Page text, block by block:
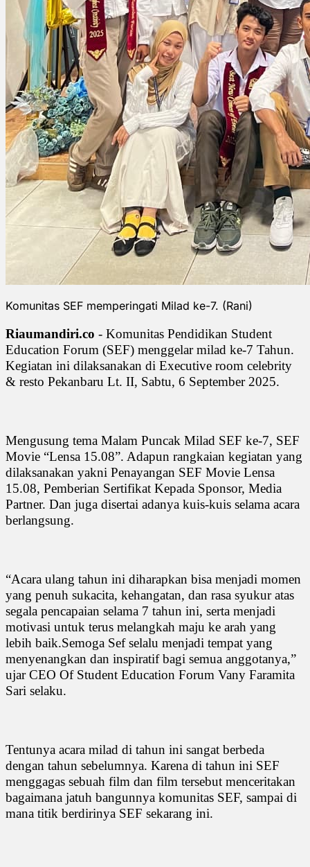
Komunitas SEF memperingati Milad ke-7. (Rani)
Riaumandiri.co - Komunitas Pendidikan Student
Education Forum (SEF) menggelar milad ke-7 Tahun.
Kegiatan ini dilaksanakan di Executive room celebrity
& resto Pekanbaru Lt. II, Sabtu, 6 September 2025.
Mengusung tema Malam Puncak Milad SEF ke-7, SEF
Movie “Lensa 15.08”. Adapun rangkaian kegiatan yang
dilaksanakan yakni Penayangan SEF Movie Lensa
15.08, Pemberian Sertifikat Kepada Sponsor, Media
Partner. Dan juga disertai adanya kuis-kuis selama acara
berlangsung.
“Acara ulang tahun ini diharapkan bisa menjadi momen
yang penuh sukacita, kehangatan, dan rasa syukur atas
segala pencapaian selama 7 tahun ini, serta menjadi
motivasi untuk terus melangkah maju ke arah yang
lebih baik.Semoga Sef selalu menjadi tempat yang
menyenangkan dan inspiratif bagi semua anggotanya,”
ujar CEO Of Student Education Forum Vany Faramita
Sari selaku.
Tentunya acara milad di tahun ini sangat berbeda
dengan tahun sebelumnya. Karena di tahun ini SEF
menggagas sebuah film dan film tersebut menceritakan
bagaimana jatuh bangunnya komunitas SEF, sampai di
mana titik berdirinya SEF sekarang ini.